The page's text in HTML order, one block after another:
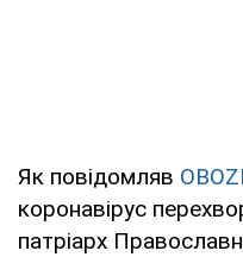
Як повідомляв
коронавірус
патріарх